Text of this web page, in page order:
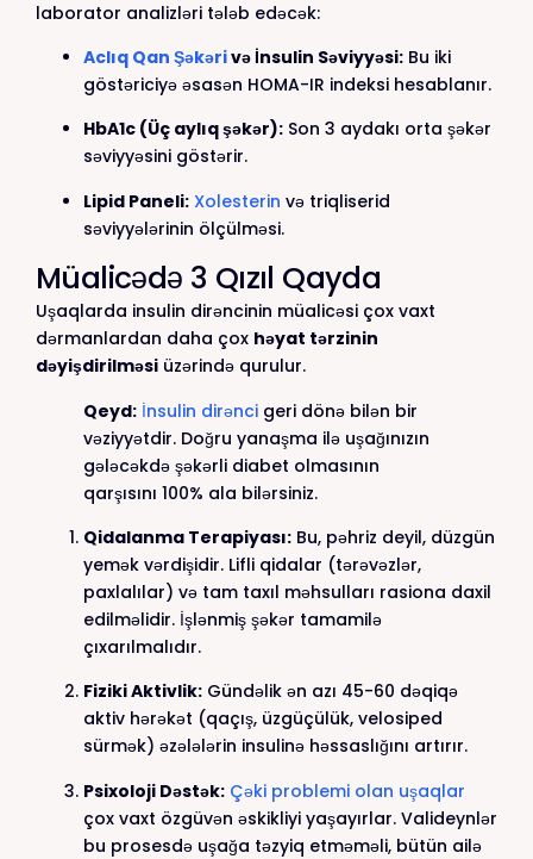
laborator analizləri tələb edəcək:
Aclıq Qan Şəkərivə İnsulin Səviyyəsi: Bu iki
göstəriciyə əsasən HOMA-IR indeksi hesablanır.
HbA1c (Üç aylıq şəkər): Son 3 aydakı orta şəkər
səviyyəsini göstərir.
Lipid Paneli: Xolesterin və triqliserid
səviyyələrinin ölçülməsi.
Müalicədə 3 Qızıl Qayda
Uşaqlarda insulin dirəncinin müalicəsi çox vaxt
dərmanlardan daha çox həyat tərzinin
dəyişdirilməsi üzərində qurulur.
Qeyd: İnsulin dirənci geri dönə bilən bir
vəziyyətdir. Doğru yanaşma ilə uşağınızın
gələcəkdə şəkərli diabet olmasının
qarşısını 100% ala bilərsiniz.
Qidalanma Terapiyası: Bu, pəhriz deyil, düzgün
yemək vərdişidir. Lifli qidalar (tərəvəzlər,
paxlalılar) və tam taxıl məhsulları rasiona daxil
edilməlidir. İşlənmiş şəkər tamamilə
çıxarılmalıdır.
Fiziki Aktivlik: Gündəlik ən azı 45-60 dəqiqə
aktiv hərəkət (qaçış, üzgüçülük, velosiped
sürmək) əzələlərin insulinə həssaslığını artırır.
Psixoloji Dəstək: Çəki problemi olan uşaqlar
çox vaxt özgüvən əskikliyi yaşayırlar. Valideynlər
bu prosesdə uşağa təzyiq etməməli, bütün ailə